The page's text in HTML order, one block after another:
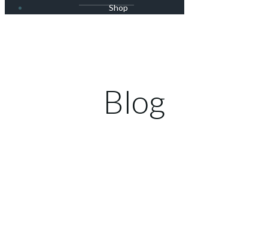
Shop
Blog